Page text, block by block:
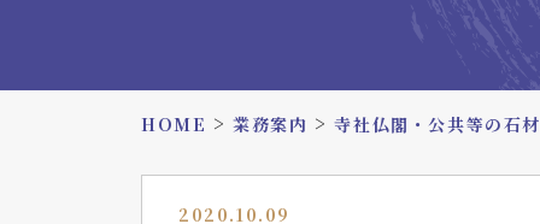
HOME >業務案内 >寺社仏閣・公共等の石
2020.10.09